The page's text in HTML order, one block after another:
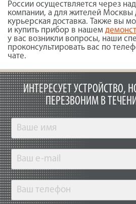
России осуществляется через
компании, а для жителей Москвы
курьерская доставка. Также вы
и купить прибор в нашем
у вас возникли вопросы, наши
проконсультировать вас по
чате.
ИНТЕРЕСУЕТ УСТРОЙСТВО,
ПЕРЕЗВОНИМ В